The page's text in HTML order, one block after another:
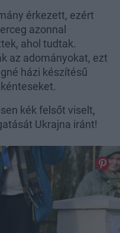
érkezett, ezért
azonnal
ahol tudtak.
az adományokat, ezt
házi készítésű
kék felsőt viselt,
Ukrajna iránt!